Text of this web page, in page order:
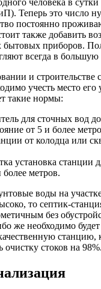
человека в сутки
Теперь это число
постоянно
также добавить
бытовых приборов.
всегда в большую
и строительстве
учесть место его
такие нормы:
для сточных вод
от 5 и более
от колодца или
установка станции
метров.
воды на
то септик-
без
же необходимо будет
станцию,
очистку стоков на 98%.